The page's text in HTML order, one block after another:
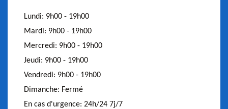
Lundi: 9h00 - 19h00
Mardi: 9h00 - 19h00
Mercredi: 9h00 - 19h00
Jeudi: 9h00 - 19h00
Vendredi: 9h00 - 19h00
Dimanche: Fermé
En cas d'urgence: 24h/24 7j/7